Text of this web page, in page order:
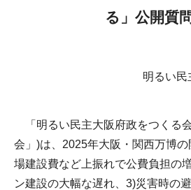
る」公開質
明るい民
「明るい民主大阪府政をつくる
会」)は、2025年大阪・関西万博
場建設費など上振れで公費負担の
ン建設の大幅な遅れ、3)災害時の